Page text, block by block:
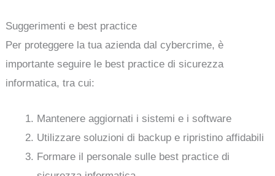
Suggerimenti e best practice
Per proteggere la tua azienda dal cybercrime, è
importante seguire le best practice di sicurezza
informatica, tra cui:
Mantenere aggiornati i sistemi e i software
Utilizzare soluzioni di backup e ripristino affidabili
Formare il personale sulle best practice di